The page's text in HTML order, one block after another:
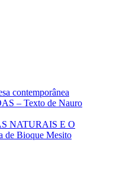
contemporânea
– Texto de Nauro
NATURAIS E O
de Bioque Mesito